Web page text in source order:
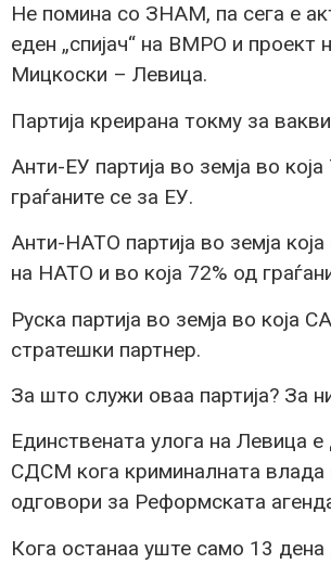
Не помина со ЗНАМ, па сега е
еден „спијач“ на ВМРО и проект
Мицкоски – Левица.
Партија креирана токму за
Анти-ЕУ партија во земја во
граѓаните се за ЕУ.
Анти-НАТО партија во земја
на НАТО и во која 72% од
Руска партија во земја во која
стратешки партнер.
За што служи оваа партија? За
Единствената улога на Левица е
СДСМ кога криминалната
одговори за Реформската
Кога останаа уште само 13 дена